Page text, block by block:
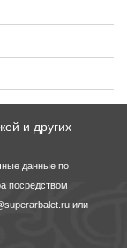
и других
данные по
посредством
или